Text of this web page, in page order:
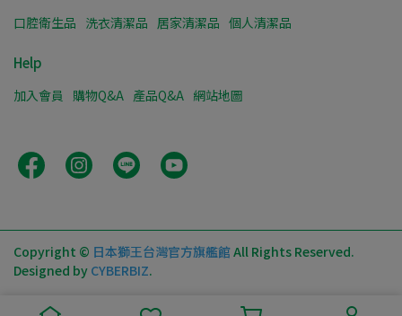
口腔衛生品 洗衣清潔品 居家清潔品 個人清潔品
Help
加入會員 購物Q&A 產品Q&A 網站地圖
Copyright © 日本獅王台灣官方旗艦館All Rights Reserved.
Designed by CYBERBIZ.